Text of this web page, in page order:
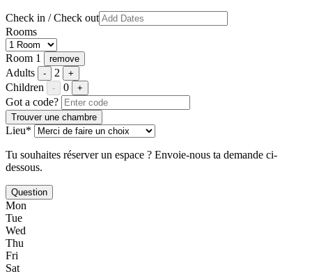
Check in / Check out
Rooms
Room 1 remove
Adults - 2 +
Children - 0 +
Got a code?
Trouver une chambre
Lieu*
Tu souhaites réserver un espace ? Envoie-nous ta demande ci-
dessous.
Question
Mon
Tue
Wed
Thu
Fri
Sat